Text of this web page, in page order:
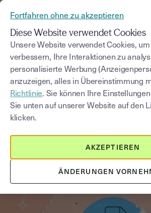
Blog
Kategorie auswählen
Wie schnell muss man
Arbeitsvertrag
Fortfahren ohne zu akzeptieren
Diese Website verwendet Cookies
Unsere Website verwendet Cookies,
verbessern, Ihre Interaktionen zu
personalisierte Werbung
anzuzeigen, alles in Übereinstimmung
Richtlinie. Sie können Ihre
Sie unten auf unserer Website auf den
klicken.
ÄNDERUNGEN
AKZEPTIEREN